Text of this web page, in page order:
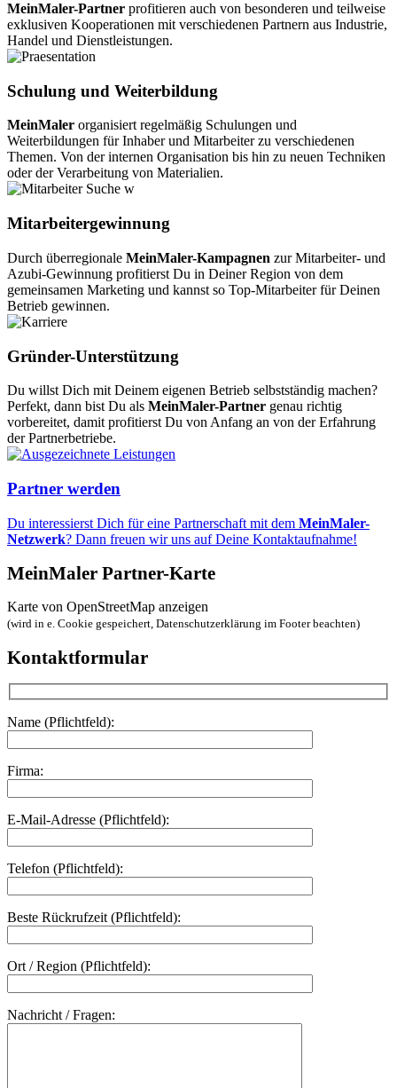
MeinMaler-Partner profitieren auch von besonderen und teilweise
exklusiven Kooperationen mit verschiedenen Partnern aus Industrie,
Handel und Dienstleistungen.
Schulung und Weiterbildung
MeinMaler organisiert regelmäßig Schulungen und
Weiterbildungen für Inhaber und Mitarbeiter zu verschiedenen
Themen. Von der internen Organisation bis hin zu neuen Techniken
oder der Verarbeitung von Materialien.
Mitarbeitergewinnung
Durch überregionale MeinMaler-Kampagnen zur Mitarbeiter- und
Azubi-Gewinnung profitierst Du in Deiner Region von dem
gemeinsamen Marketing und kannst so Top-Mitarbeiter für Deinen
Betrieb gewinnen.
Gründer-Unterstützung
Du willst Dich mit Deinem eigenen Betrieb selbstständig machen?
Perfekt, dann bist Du als MeinMaler-Partner genau richtig
vorbereitet, damit profitierst Du von Anfang an von der Erfahrung
der Partnerbetriebe.
Partner werden
Du interessierst Dich für eine Partnerschaft mit dem MeinMaler-
Netzwerk? Dann freuen wir uns auf Deine Kontaktaufnahme!
MeinMaler Partner-Karte
Karte von OpenStreetMap anzeigen
(wird in e. Cookie gespeichert, Datenschutzerklärung im Footer beachten)
Kontaktformular
Name (Pflichtfeld):
Firma:
E-Mail-Adresse (Pflichtfeld):
Telefon (Pflichtfeld):
Beste Rückrufzeit (Pflichtfeld):
Ort / Region (Pflichtfeld):
Nachricht / Fragen: